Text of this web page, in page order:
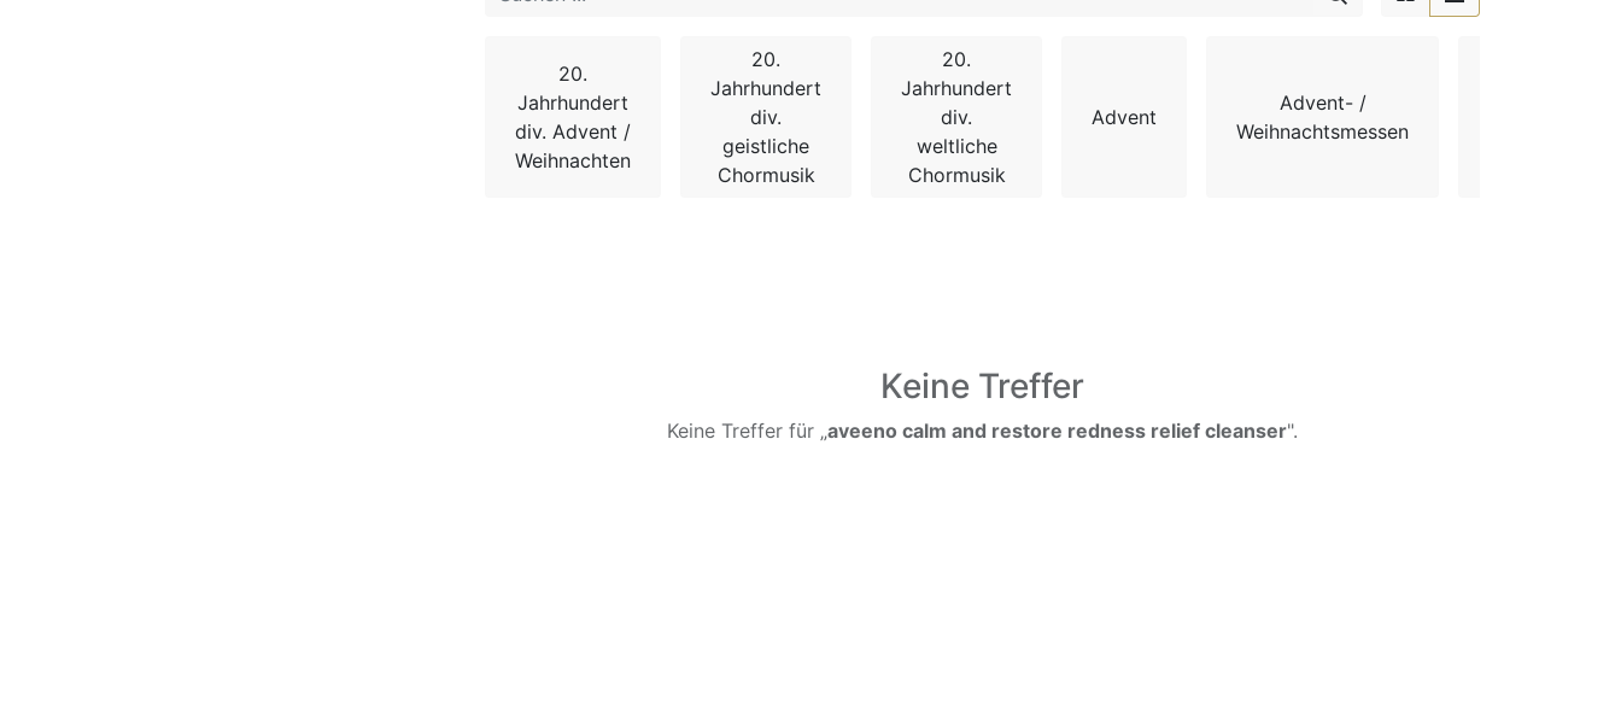
20.
Jahrhundert
div. Advent /
Weihnachten
20.
Jahrhundert
div.
geistliche
Chormusik
20.
Jahrhundert
div.
weltliche
Chormusik
Advent
Advent- /
Weihnachtsmessen
Keine Treffer
Keine Treffer für „aveeno calm and restore redness relief cleanser".